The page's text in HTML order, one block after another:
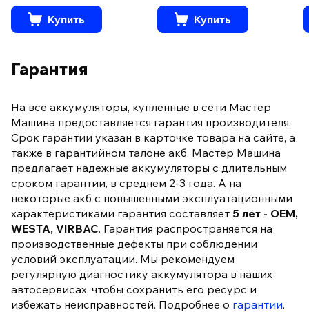
Купить Купить
Гарантия
На все аккумуляторы, купленные в сети Мастер
Машина предоставляется гарантия производителя.
Срок гарантии указан в карточке товара на сайте, а
также в гарантийном талоне акб. Мастер Машина
предлагает надежные аккумуляторы с длительным
сроком гарантии, в среднем 2-3 года. А на
некоторые акб с повышенными эксплуатационными
характеристиками гарантия составляет 5 лет - OEM,
WESTA, VIRBAC. Гарантия распространяется на
производственные дефекты при соблюдении
условий эксплуатации. Мы рекомендуем
регулярную диагностику аккумулятора в наших
автосервисах, чтобы сохранить его ресурс и
избежать неисправностей. Подробнее о гарантии.